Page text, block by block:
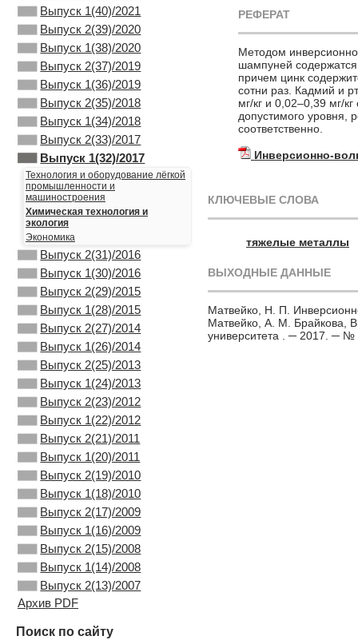
Выпуск 1(40)/2021
Выпуск 2(39)/2020
Выпуск 1(38)/2020
Выпуск 2(37)/2019
Выпуск 1(36)/2019
Выпуск 2(35)/2018
Выпуск 1(34)/2018
Выпуск 2(33)/2017
Выпуск 1(32)/2017
Технология и оборудование лёгкой
промышленности и
машиностроения
Химическая технология и
экология
Экономика
Выпуск 2(31)/2016
Выпуск 1(30)/2016
Выпуск 2(29)/2015
Выпуск 1(28)/2015
Выпуск 2(27)/2014
Выпуск 1(26)/2014
Выпуск 2(25)/2013
Выпуск 1(24)/2013
Выпуск 2(23)/2012
Выпуск 1(22)/2012
Выпуск 2(21)/2011
Выпуск 1(20)/2011
Выпуск 2(19)/2010
Выпуск 1(18)/2010
Выпуск 2(17)/2009
Выпуск 1(16)/2009
Выпуск 2(15)/2008
Выпуск 1(14)/2008
Выпуск 2(13)/2007
Архив PDF
Поиск по сайту
РЕФЕРАТ
Методом
шампуней
причем цинк
сотни раз. Кадмий и
мг/кг и 0,02–0,39 мг/
допустимого уровня,
соответственно.
Инверсионно-
КЛЮЧЕВЫЕ СЛОВА
тяжелые металлы
ВЫХОДНЫЕ ДАННЫЕ
Матвейко, Н. П.
Матвейко, А. М. Брайкова, В.
университета . ─ 2017. ─